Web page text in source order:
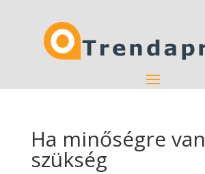
Ha minőségre van
szükség